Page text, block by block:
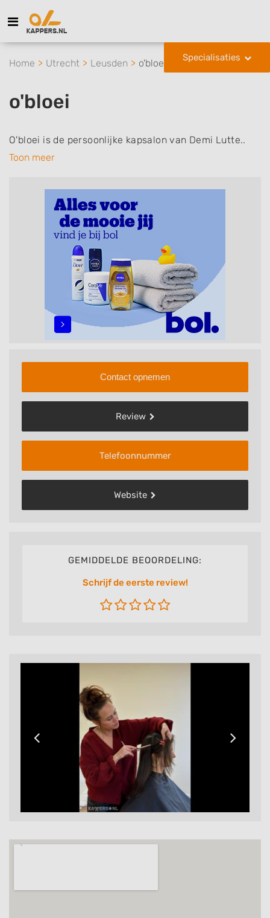
Specialisaties
Home Utrecht Leusden o'bloei
o'bloei
O'bloei is de persoonlijke kapsalon van Demi Lutte..
Toon meer
Contact opnemen
Review
Telefoonnummer
Website
GEMIDDELDE BEOORDELING:
Schrijf de eerste review!